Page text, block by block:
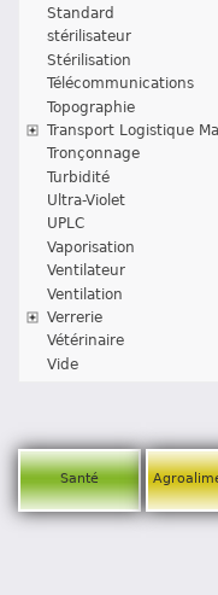
Standard
stérilisateur
Stérilisation
Télécommunications
Topographie
Transport Logistique
Tronçonnage
Turbidité
Ultra-Violet
UPLC
Vaporisation
Ventilateur
Ventilation
Verrerie
Vétérinaire
Vide
Santé